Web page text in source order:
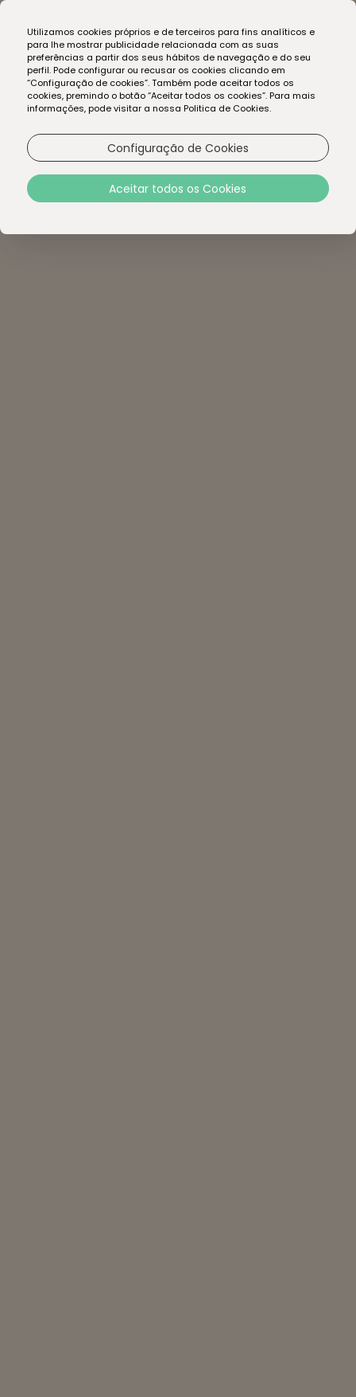
Utilizamos cookies próprios e de terceiros para fins analíticos e
para lhe mostrar publicidade relacionada com as suas
preferências a partir dos seus hábitos de navegação e do seu
perfil. Pode configurar ou recusar os cookies clicando em
“Configuração de cookies”. Também pode aceitar todos os
cookies, premindo o botão “Aceitar todos os cookies”. Para mais
informações, pode visitar a nossa Politica de Cookies.
Configuração de Cookies
Aceitar todos os Cookies